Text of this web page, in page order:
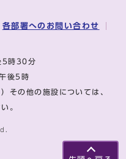
各部署へのお問い合わせ
5時30分
午後5時
その他の施設については、
。